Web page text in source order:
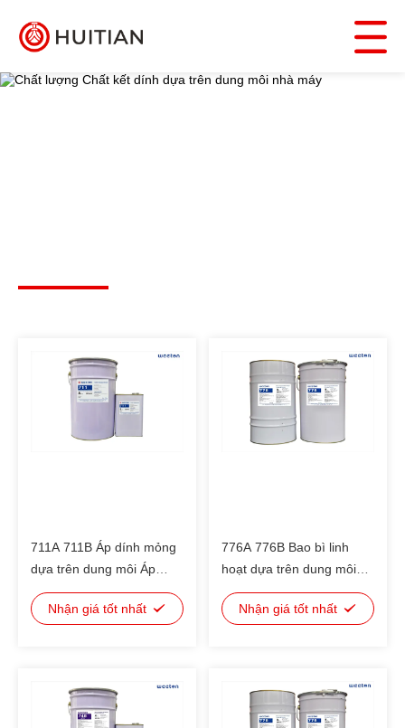
711A 711B Áp dính mỏng
dựa trên dung môi Áp
dính bao bì linh hoạt Cho
cấu trúc nhựa nhôm bọc
Nhận giá tốt nhất
776A 776B Bao bì linh
hoạt dựa trên dung môi
Áp dính cứng nhanh cho
PET/AL/PE,
Nhận giá tốt nhất